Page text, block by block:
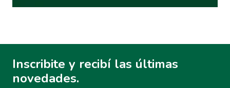
Inscribite y recibí las últimas
novedades.